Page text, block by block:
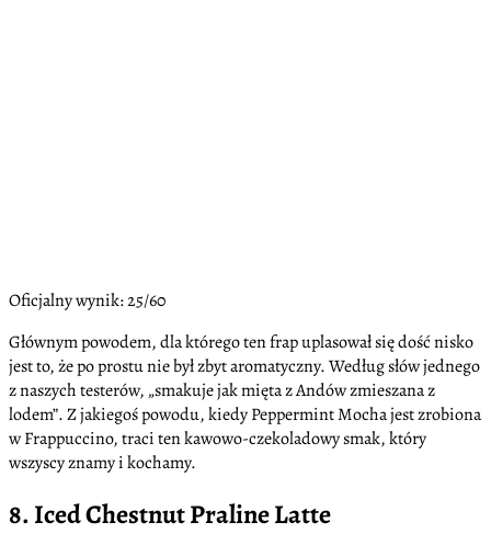
Oficjalny wynik: 25/60
Głównym powodem, dla którego ten frap uplasował się dość nisko
jest to, że po prostu nie był zbyt aromatyczny. Według słów jednego
z naszych testerów, „smakuje jak mięta z Andów zmieszana z
lodem”. Z jakiegoś powodu, kiedy Peppermint Mocha jest zrobiona
w Frappuccino, traci ten kawowo-czekoladowy smak, który
wszyscy znamy i kochamy.
8. Iced Chestnut Praline Latte